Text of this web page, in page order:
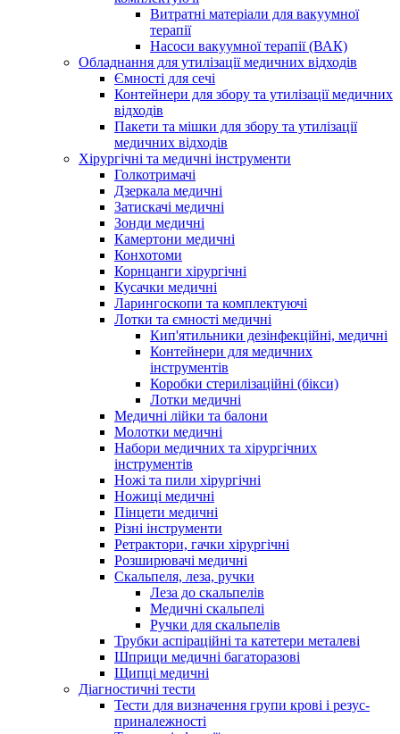
Витратні матеріали для вакуумної
терапії
Насоси вакуумної терапії (ВАК)
Обладнання для утилізації медичних відходів
Ємності для сечі
Контейнери для збору та утилізації медичних
відходів
Пакети та мішки для збору та утилізації
медичних відходів
Хірургічні та медичні інструменти
Голкотримачі
Дзеркала медичні
Затискачі медичні
Зонди медичні
Камертони медичні
Конхотоми
Корнцанги хірургічні
Кусачки медичні
Ларингоскопи та комплектуючі
Лотки та ємності медичні
Кип'ятильники дезінфекційні, медичні
Контейнери для медичних
інструментів
Коробки стерилізаційні (бікси)
Лотки медичні
Медичні лійки та балони
Молотки медичні
Набори медичних та хірургічних
інструментів
Ножі та пили хірургічні
Ножиці медичні
Пінцети медичні
Різні інструменти
Ретрактори, гачки хірургічні
Розширювачі медичні
Скальпеля, леза, ручки
Леза до скальпелів
Медичні скальпелі
Ручки для скальпелів
Трубки аспіраційні та катетери металеві
Шприци медичні багаторазові
Щипці медичні
Діагностичні тести
Тести для визначення групи крові і резус-
приналежності